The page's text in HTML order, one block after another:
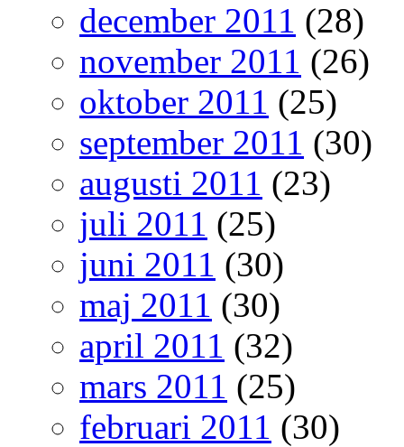
december 2011 (28)
november 2011 (26)
oktober 2011 (25)
september 2011 (30)
augusti 2011 (23)
juli 2011 (25)
juni 2011 (30)
maj 2011 (30)
april 2011 (32)
mars 2011 (25)
februari 2011 (30)